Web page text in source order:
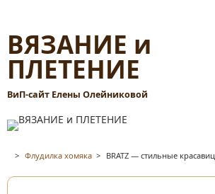
ВЯЗАНИЕ и
ПЛЕТЕНИЕ
ВиП-сайт Елены Олейниковой
> Флудилка хомяка > BRATZ — стильные